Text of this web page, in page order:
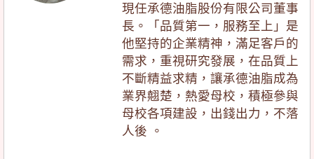
現任承德油脂股份有限公司董事
長。「品質第一，服務至上」是
他堅持的企業精神，滿足客戶的
需求，重視研究發展，在品質上
不斷精益求精，讓承德油脂成為
業界翹楚，熱愛母校，積極參與
母校各項建設，出錢出力，不落
人後 。